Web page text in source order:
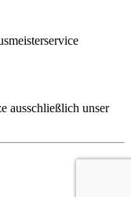
ausschließlich unser